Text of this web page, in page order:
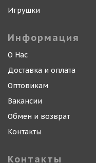
Игрушки
Информация
О Нас
Доставка и оплата
Оптовикам
Вакансии
Обмен и возврат
Контакты
Контакты